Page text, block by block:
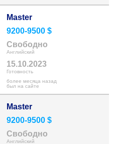
Master
9200-9500 $
Свободно
Английский
15.10.2023
Готовность
более месяца назад
был на сайте
Master
9200-9500 $
Свободно
Английский